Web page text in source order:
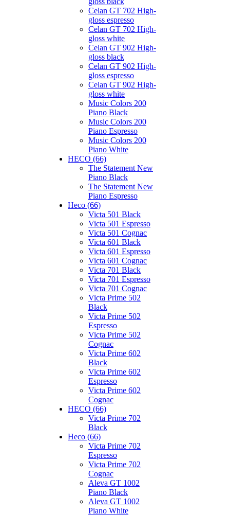
Celan GT 702 High-
gloss espresso
Celan GT 702 High-
gloss white
Celan GT 902 High-
gloss black
Celan GT 902 High-
gloss espresso
Celan GT 902 High-
gloss white
Music Colors 200
Piano Black
Music Colors 200
Piano Espresso
Music Colors 200
Piano White
HECO (66)
The Statement New
Piano Black
The Statement New
Piano Espresso
Heco (66)
Victa 501 Black
Victa 501 Espresso
Victa 501 Cognac
Victa 601 Black
Victa 601 Espresso
Victa 601 Cognac
Victa 701 Black
Victa 701 Espresso
Victa 701 Cognac
Victa Prime 502
Black
Victa Prime 502
Espresso
Victa Prime 502
Cognac
Victa Prime 602
Black
Victa Prime 602
Espresso
Victa Prime 602
Cognac
HECO (66)
Victa Prime 702
Black
Heco (66)
Victa Prime 702
Espresso
Victa Prime 702
Cognac
Aleva GT 1002
Piano Black
Aleva GT 1002
Piano White